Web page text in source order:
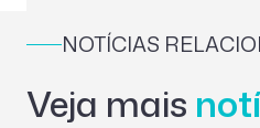
NOTÍCIAS
Veja mais